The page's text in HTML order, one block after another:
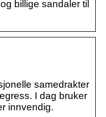
billige sandaler til
samedrakter
I dag bruker
innvendig.